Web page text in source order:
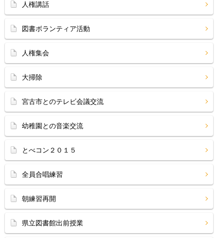
人権講話
図書ボランティア活動
人権集会
大掃除
宮古市とのテレビ会議交流
幼稚園との音楽交流
とべコン２０１５
全員合唱練習
朝練習再開
県立図書館出前授業